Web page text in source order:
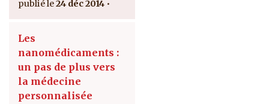
24 déc 2014
Les
nanomédicaments :
un pas de plus vers
la médecine
personnalisée